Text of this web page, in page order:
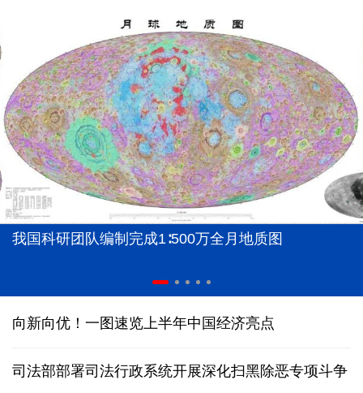
我国科研团队编制完成1∶500万全月地质图
向新向优！一图速览上半年中国经济亮点
司法部部署司法行政系统开展深化扫黑除恶专项斗争